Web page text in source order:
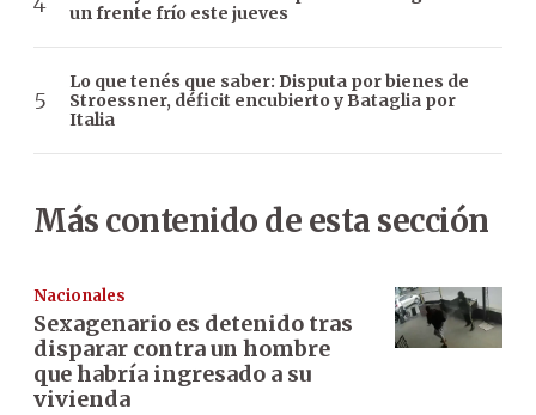
un frente frío este jueves
Lo que tenés que saber: Disputa por bienes de
Stroessner, déficit encubierto y Bataglia por
Italia
Más contenido de esta sección
Nacionales
Sexagenario es detenido tras
disparar contra un hombre
que habría ingresado a su
vivienda